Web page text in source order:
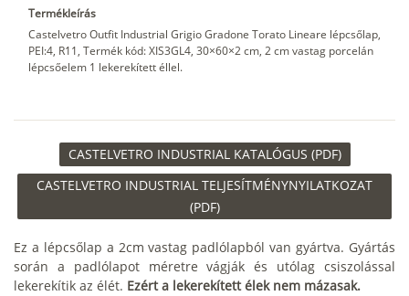
Termékleírás
Castelvetro Outfit Industrial Grigio Gradone Torato Lineare lépcsőlap,
PEI:4, R11, Termék kód: XIS3GL4, 30×60×2 cm, 2 cm vastag porcelán
lépcsőelem 1 lekerekített éllel.
CASTELVETRO INDUSTRIAL KATALÓGUS (PDF)
CASTELVETRO INDUSTRIAL TELJESÍTMÉNYNYILATKOZAT
(PDF)
Ez a lépcsőlap a 2cm vastag padlólapból van gyártva. Gyártás
során a padlólapot méretre vágják és utólag csiszolással
lekerekítik az élét. Ezért a lekerekített élek nem mázasak.